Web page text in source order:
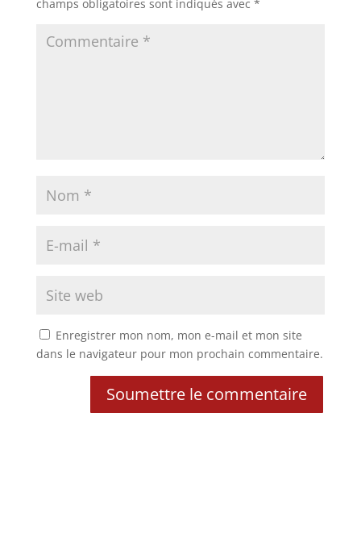
champs obligatoires sont indiqués avec *
Enregistrer mon nom, mon e-mail et mon site
dans le navigateur pour mon prochain commentaire.
Soumettre le commentaire